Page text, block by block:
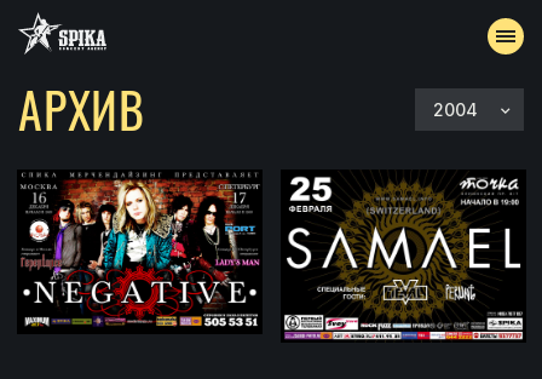
АРХИВ
АККРЕДИТАЦИЯ
КОНТАКТЫ
АРХИВ 2004